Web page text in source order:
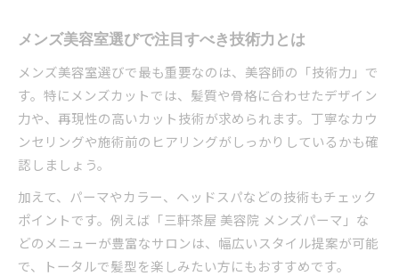
メンズ美容室選びで注目すべき技術力とは
メンズ美容室選びで最も重要なのは、美容師の「技術力」で
す。特にメンズカットでは、髪質や骨格に合わせたデザイン
力や、再現性の高いカット技術が求められます。丁寧なカウ
ンセリングや施術前のヒアリングがしっかりしているかも確
認しましょう。
加えて、パーマやカラー、ヘッドスパなどの技術もチェック
ポイントです。例えば「三軒茶屋 美容院 メンズパーマ」な
どのメニューが豊富なサロンは、幅広いスタイル提案が可能
で、トータルで髪型を楽しみたい方にもおすすめです。